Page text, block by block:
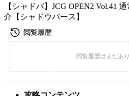
【シャドバ】JCG OPEN2 Vol.41
介【シャドウバース】